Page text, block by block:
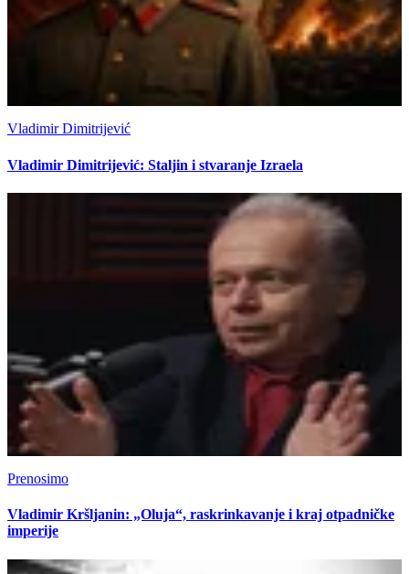
Vladimir Dimitrijević
Vladimir Dimitrijević: Staljin i stvaranje Izraela
Prenosimo
Vladimir Kršljanin: „Oluja“, raskrinkavanje i kraj otpadničke
imperije